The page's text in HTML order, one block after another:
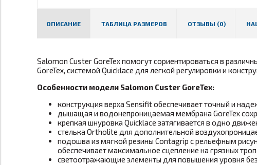
ОПИСАНИЕ ТАБЛИЦА РАЗМЕРОВ ОТЗЫВЫ (0)
Salomon Custer GoreTex помогут сориентироваться в
GoreTex, системой Quicklace для легкой регулировки и
Особенности модели Salomon Custer GoreTex:
конструкция верха Sensifit обеспечивает точный и
дышащая и водонепроницаемая мембрана GoreTex
крепкая шнуровка Quicklace затягивается в одно
стелька Ortholite для дополнительной
подошва из мягкой резины Contagrip с рельефным
обеспечивает максимальное сцепление на грязных
светоотражающие элементы для повышения уровня